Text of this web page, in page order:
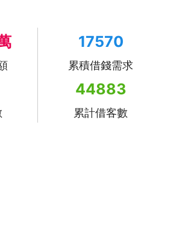
17570
累積借錢需求
44883
累計借客數